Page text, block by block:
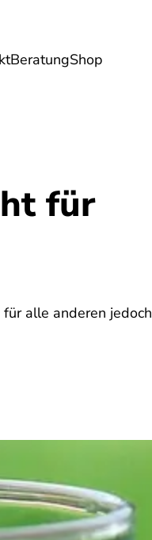
BeratungShop
Verträge
für
alle anderen jedoch